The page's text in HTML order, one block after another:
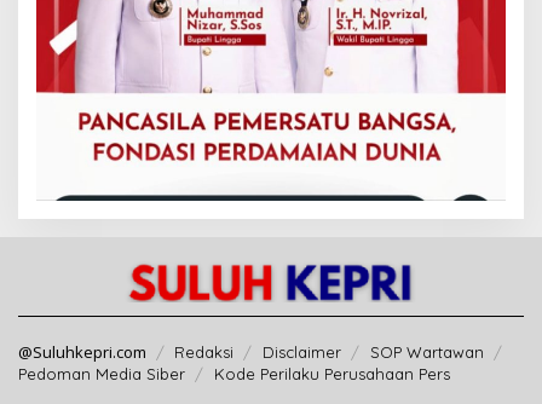
@Suluhkepri.com Redaksi Disclaimer
SOP Wartawan
Pedoman Media Siber
Kode Perilaku Perusahaan Pers